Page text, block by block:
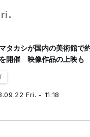
タカシが国内の美術館で
開催 映像作品の上映も
Fri. - 11:18